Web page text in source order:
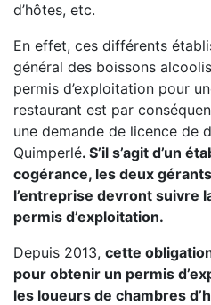
d’hôtes, etc.
En effet, ces différents
général des boissons
permis d’exploitation pour
restaurant est par
une demande de licence de
Quimperlé. S’il s’agit d’un
cogérance, les deux
l’entreprise devront suivre
permis d’exploitation.
Depuis 2013, cette
pour obtenir un permis
les loueurs de chambres